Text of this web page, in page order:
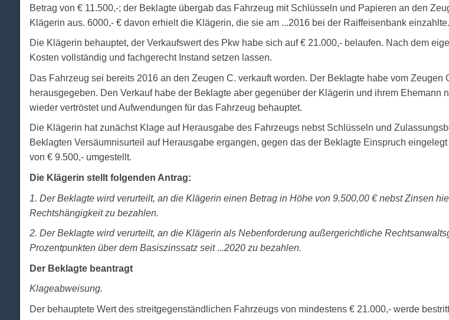
Betrag von € 11.500,-; der Beklagte übergab das Fahrzeug mit Schlüsseln und Papieren an den
Klägerin aus. 6000,- € davon erhielt die Klägerin, die sie am ...2016 bei der Raiffeisenbank einzahlte.
Die Klägerin behauptet, der Verkaufswert des Pkw habe sich auf € 21.000,- belaufen. Nach dem
Kosten vollständig und fachgerecht Instand setzen lassen.
Das Fahrzeug sei bereits 2016 an den Zeugen C. verkauft worden. Der Beklagte habe vom
herausgegeben. Den Verkauf habe der Beklagte aber gegenüber der Klägerin und ihrem
wieder vertröstet und Aufwendungen für das Fahrzeug behauptet.
Die Klägerin hat zunächst Klage auf Herausgabe des Fahrzeugs nebst Schlüsseln und
Beklagten Versäumnisurteil auf Herausgabe ergangen, gegen das der Beklagte Einspruch
von € 9.500,- umgestellt.
Die Klägerin stellt folgenden Antrag:
1. Der Beklagte wird verurteilt, an die Klägerin einen Betrag in Höhe von 9.500,00 € nebst Zinsen
Rechtshängigkeit zu bezahlen.
2. Der Beklagte wird verurteilt, an die Klägerin als Nebenforderung außergerichtliche
Prozentpunkten über dem Basiszinssatz seit ...2020 zu bezahlen.
Der Beklagte beantragt
Klageabweisung.
Der behauptete Wert des streitgegenständlichen Fahrzeugs von mindestens € 21.000,- werde